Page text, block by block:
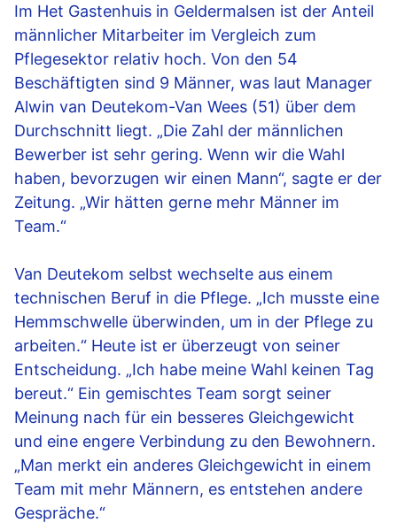
Im Het Gastenhuis in Geldermalsen ist der Anteil
männlicher Mitarbeiter im Vergleich zum
Pflegesektor relativ hoch. Von den 54
Beschäftigten sind 9 Männer, was laut Manager
Alwin van Deutekom-Van Wees (51) über dem
Durchschnitt liegt. „Die Zahl der männlichen
Bewerber ist sehr gering. Wenn wir die Wahl
haben, bevorzugen wir einen Mann“, sagte er der
Zeitung. „Wir hätten gerne mehr Männer im
Team.“
Van Deutekom selbst wechselte aus einem
technischen Beruf in die Pflege. „Ich musste eine
Hemmschwelle überwinden, um in der Pflege zu
arbeiten.“ Heute ist er überzeugt von seiner
Entscheidung. „Ich habe meine Wahl keinen Tag
bereut.“ Ein gemischtes Team sorgt seiner
Meinung nach für ein besseres Gleichgewicht
und eine engere Verbindung zu den Bewohnern.
„Man merkt ein anderes Gleichgewicht in einem
Team mit mehr Männern, es entstehen andere
Gespräche.“